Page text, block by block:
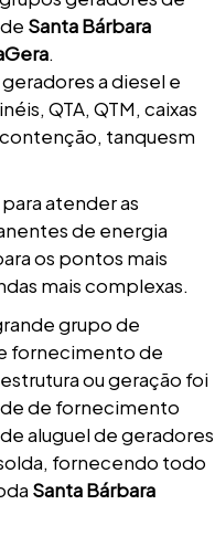
Santa Bárbara
.
a diesel e
QTA, QTM, caixas
tanquesm
atender as
de energia
os pontos mais
mais complexas.
grupo de
fornecimento de
ou geração foi
de fornecimento
aluguel de geradores
fornecendo todo
Santa Bárbara